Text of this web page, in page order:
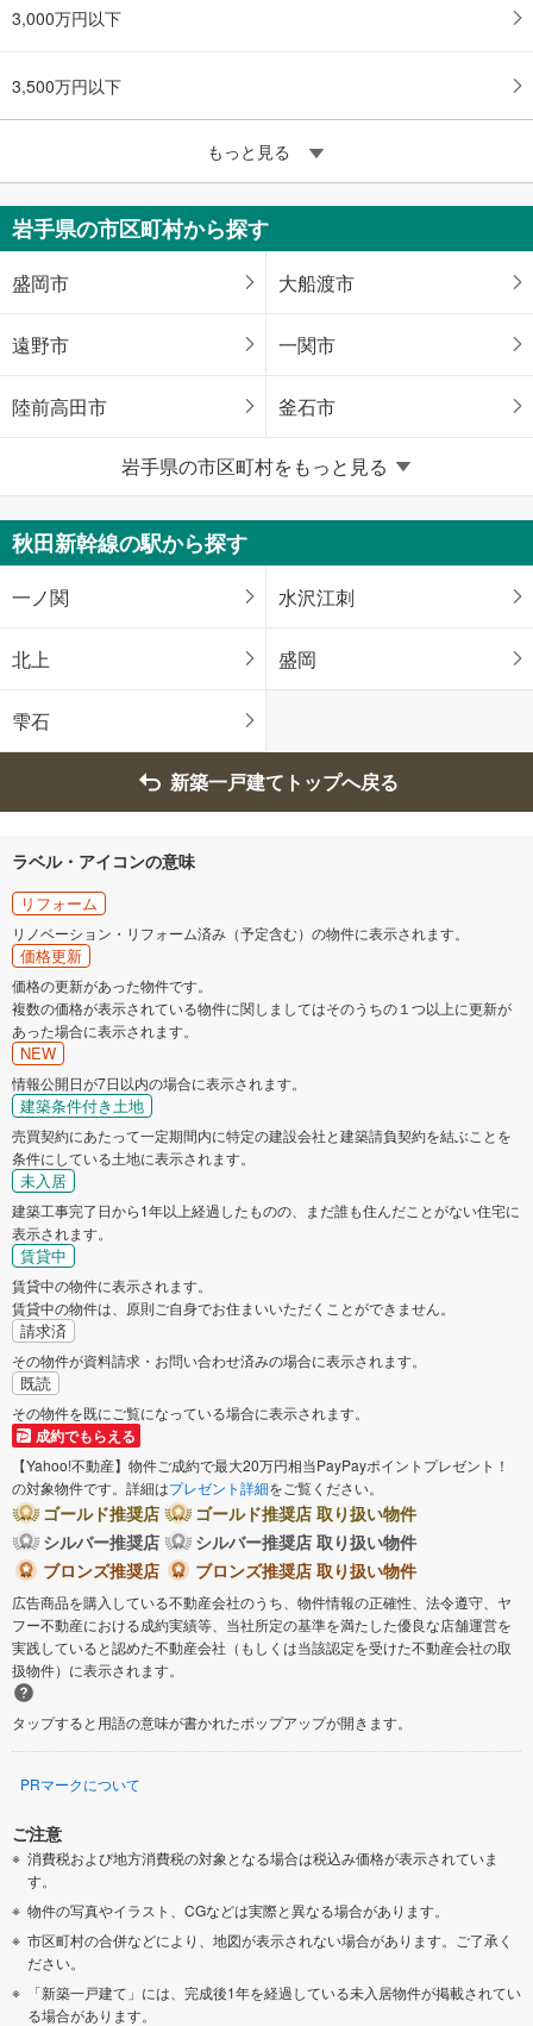
3,000万円以下
3,500万円以下
もっと見る
岩手県の市区町村から探す
盛岡市 大船渡市
遠野市 一関市
陸前高田市 釜石市
紫波郡矢巾町
胆沢郡金ケ崎町
岩手県の市区町村をもっと見る
秋田新幹線の駅から探す
一ノ関 水沢江刺
北上 盛岡
雫石
新築一戸建てトップへ戻る
ラベル・アイコンの意味
リフォーム
リノベーション・リフォーム済み（予定含む）の物件に表示されます。
価格更新
価格の更新があった物件です。
複数の価格が表示されている物件に関しましてはそのうちの１つ以上に更新が
あった場合に表示されます。
NEW
情報公開日が7日以内の場合に表示されます。
建築条件付き土地
売買契約にあたって一定期間内に特定の建設会社と建築請負契約を結ぶことを
条件にしている土地に表示されます。
未入居
建築工事完了日から1年以上経過したものの、まだ誰も住んだことがない住宅に
表示されます。
賃貸中
賃貸中の物件に表示されます。
賃貸中の物件は、原則ご自身でお住まいいただくことができません。
請求済
その物件が資料請求・お問い合わせ済みの場合に表示されます。
既読
その物件を既にご覧になっている場合に表示されます。
成約でもらえる
【Yahoo!不動産】物件ご成約で最大20万円相当PayPayポイントプレゼント！
の対象物件です。詳細はプレゼント詳細をご覧ください。
ゴールド推奨店
ゴールド推奨店 取り扱い物件
シルバー推奨店
シルバー推奨店 取り扱い物件
ブロンズ推奨店
ブロンズ推奨店 取り扱い物件
広告商品を購入している不動産会社のうち、物件情報の正確性、法令遵守、ヤ
フー不動産における成約実績等、当社所定の基準を満たした優良な店舗運営を
実践していると認めた不動産会社（もしくは当該認定を受けた不動産会社の取
扱物件）に表示されます。
タップすると用語の意味が書かれたポップアップが開きます。
PRマークについて
ご注意
消費税および地方消費税の対象となる場合は税込み価格が表示されていま
す。
物件の写真やイラスト、CGなどは実際と異なる場合があります。
市区町村の合併などにより、地図が表示されない場合があります。ご了承く
ださい。
「新築一戸建て」には、完成後1年を経過している未入居物件が掲載されてい
る場合があります。